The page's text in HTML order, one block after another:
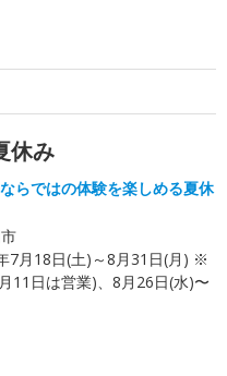
休み
らではの体験を楽しめる夏休
7月18日(土)～8月31日(月) ※
11日は営業)、8月26日(水)〜